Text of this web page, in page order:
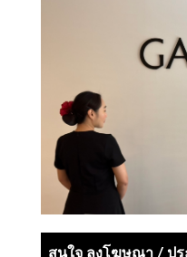
สนใจ ลงโฆษณา / ป